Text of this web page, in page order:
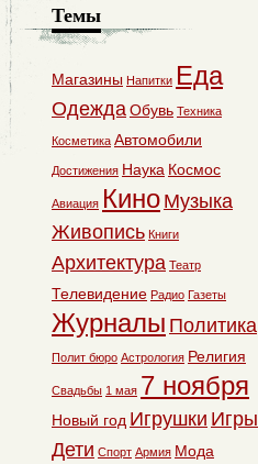
Темы
Магазины Напитки Еда
ОдеждаОбувь Техника
Косметика Автомобили
Достижения Наука Космос
Авиация Кино Музыка
Живопись Книги
Архитектура Театр
Телевидение Радио Газеты
Журналы Политика
Полит бюро Астрология Религия
Свадьбы 1 мая 7 ноября
Новый год Игрушки Игры
Дети Спорт Армия Мода